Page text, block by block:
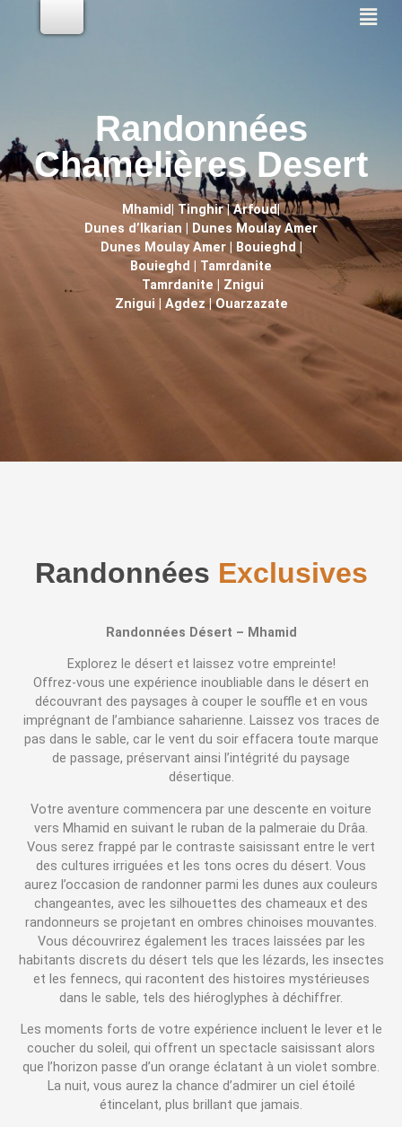
Randonnées
Chamelières Desert
Mhamid| Tinghir | Arfoud|
Dunes d’lkarian | Dunes Moulay Amer
Dunes Moulay Amer | Bouieghd |
Bouieghd | Tamrdanite
Tamrdanite | Znigui
Znigui | Agdez | Ouarzazate
Randonnées Exclusives
Randonnées Désert – Mhamid
Explorez le désert et laissez votre empreinte!
Offrez-vous une expérience inoubliable dans le désert en
découvrant des paysages à couper le souffle et en vous
imprégnant de l’ambiance saharienne. Laissez vos traces de
pas dans le sable, car le vent du soir effacera toute marque
de passage, préservant ainsi l’intégrité du paysage
désertique.
Votre aventure commencera par une descente en voiture
vers Mhamid en suivant le ruban de la palmeraie du Drâa.
Vous serez frappé par le contraste saisissant entre le vert
des cultures irriguées et les tons ocres du désert. Vous
aurez l’occasion de randonner parmi les dunes aux couleurs
changeantes, avec les silhouettes des chameaux et des
randonneurs se projetant en ombres chinoises mouvantes.
Vous découvrirez également les traces laissées par les
habitants discrets du désert tels que les lézards, les insectes
et les fennecs, qui racontent des histoires mystérieuses
dans le sable, tels des hiéroglyphes à déchiffrer.
Les moments forts de votre expérience incluent le lever et le
coucher du soleil, qui offrent un spectacle saisissant alors
que l’horizon passe d’un orange éclatant à un violet sombre.
La nuit, vous aurez la chance d’admirer un ciel étoilé
étincelant, plus brillant que jamais.